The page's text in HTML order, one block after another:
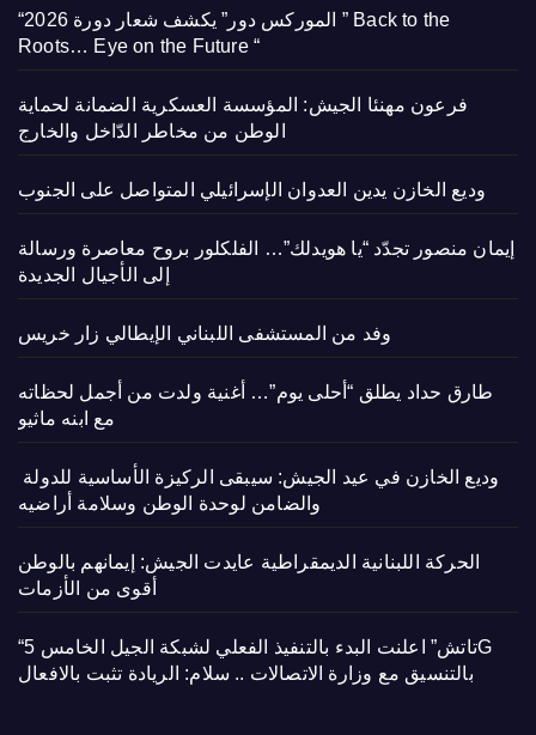
“الموركس دور” يكشف شعار دورة 2026 ” Back to the
Roots… Eye on the Future “
فرعون مهنئا الجيش: المؤسسة العسكرية الضمانة لحماية
الوطن من مخاطر الدّاخل والخارج
وديع الخازن يدين العدوان الإسرائيلي المتواصل على الجنوب
إيمان منصور تجدّد “يا هويدلك”… الفلكلور بروح معاصرة ورسالة
إلى الأجيال الجديدة
وفد من المستشفى اللبناني الإيطالي زار خريس
طارق حداد يطلق “أحلى يوم”… أغنية ولدت من أجمل لحظاته
مع ابنه ماثيو
والضامن لوحدة الوطن وسلامة أراضيه
الحركة اللبنانية الديمقراطية عايدت الجيش: إيمانهم بالوطن
أقوى من الأزمات
“تاتش” اعلنت البدء بالتنفيذ الفعلي لشبكة الجيل الخامس 5G
بالتنسيق مع وزارة الاتصالات .. سلام: الريادة تثبت بالافعال